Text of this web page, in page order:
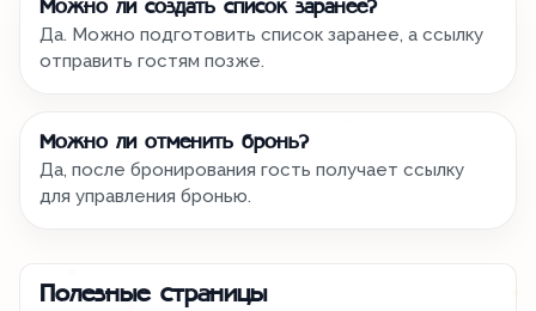
Можно ли создать список заранее?
Да. Можно подготовить список заранее, а ссылку
отправить гостям позже.
Можно ли отменить бронь?
Да, после бронирования гость получает ссылку
для управления бронью.
Полезные страницы